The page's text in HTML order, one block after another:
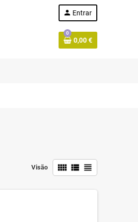
person Entrar
0
0,00 €
Visão view_comfy view_list view_headline